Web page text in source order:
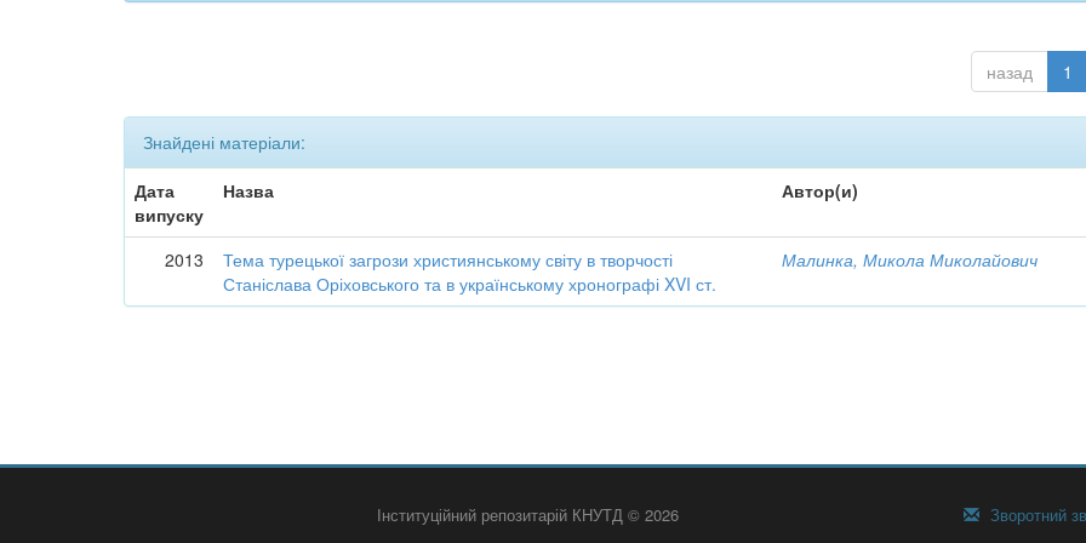
назад 1
Знайдені матеріали:
Дата
випуску
Назва Автор(и)
2013
Тема турецької загрози християнському світу в творчості
Станіслава Оріховського та в українському хронографі XVI ст.
Малинка, Микола Миколайович
Інституційний репозитарій КНУТД © 2026 Зворотний